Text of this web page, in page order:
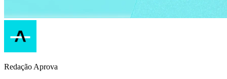
Redação Aprova